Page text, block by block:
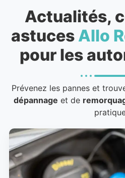
Actualités,
astuces Allo
pour les
Prévenez les pannes et
dépannage et de